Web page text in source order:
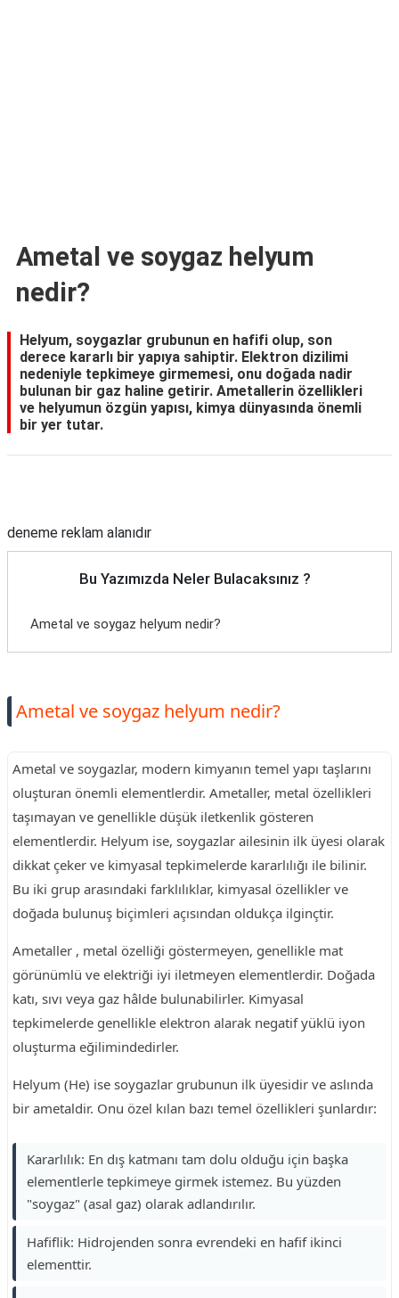
Ametal ve soygaz helyum
nedir?
Helyum, soygazlar grubunun en hafifi olup, son
derece kararlı bir yapıya sahiptir. Elektron dizilimi
nedeniyle tepkimeye girmemesi, onu doğada nadir
bulunan bir gaz haline getirir. Ametallerin özellikleri
ve helyumun özgün yapısı, kimya dünyasında önemli
bir yer tutar.
deneme reklam alanıdır
Bu Yazımızda Neler Bulacaksınız ?
Ametal ve soygaz helyum nedir?
Ametal ve soygaz helyum nedir?
Ametal ve soygazlar, modern kimyanın temel yapı taşlarını
oluşturan önemli elementlerdir. Ametaller, metal özellikleri
taşımayan ve genellikle düşük iletkenlik gösteren
elementlerdir. Helyum ise, soygazlar ailesinin ilk üyesi olarak
dikkat çeker ve kimyasal tepkimelerde kararlılığı ile bilinir.
Bu iki grup arasındaki farklılıklar, kimyasal özellikler ve
doğada bulunuş biçimleri açısından oldukça ilginçtir.
Ametaller , metal özelliği göstermeyen, genellikle mat
görünümlü ve elektriği iyi iletmeyen elementlerdir. Doğada
katı, sıvı veya gaz hâlde bulunabilirler. Kimyasal
tepkimelerde genellikle elektron alarak negatif yüklü iyon
oluşturma eğilimindedirler.
Helyum (He) ise soygazlar grubunun ilk üyesidir ve aslında
bir ametaldir. Onu özel kılan bazı temel özellikleri şunlardır:
Kararlılık: En dış katmanı tam dolu olduğu için başka
elementlerle tepkimeye girmek istemez. Bu yüzden
"soygaz" (asal gaz) olarak adlandırılır.
Hafiflik: Hidrojenden sonra evrendeki en hafif ikinci
elementtir.